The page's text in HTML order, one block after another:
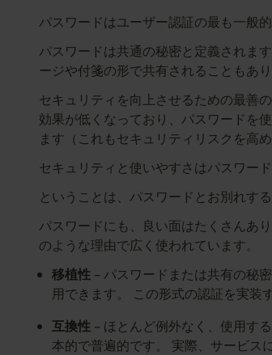
パスワードはユーザー認証の最も一般
パスワードは共通の秘密と定義されま
ージや付箋の形で共有されることもあ
セキュリティを向上させるための最善
効果が低くなっており、パスワードを
ます（これもセキュリティリスクを高め
セキュリティと使いやすさはパスワー
ということは、パスワードとお別れす
パスワードにも、良い面はたくさんあ
のような理由で広く使われています。
移植性 – パスワードまたは共有の秘
用できます。 この形式の認証を実装
互換性 – ほとんど例外なく、使用す
本的で普遍的です。 実際、サービス